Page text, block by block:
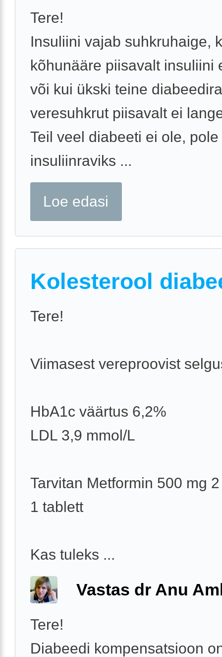
Tere!
Insuliini vajab suhkruhaige,
kõhunääre piisavalt insuliini
või kui ükski teine
veresuhkrut piisavalt ei
Teil veel diabeeti ei ole, pole
insuliinraviks ...
Loe edasi
Kolesterool
Tere!
Viimasest vereproovist
HbA1c väärtus 6,2%
LDL 3,9 mmol/L
Tarvitan Metformin 500 mg
1 tablett
Kas tuleks ...
Vastas dr Anu
Tere!
Diabeedi kompensatsioon